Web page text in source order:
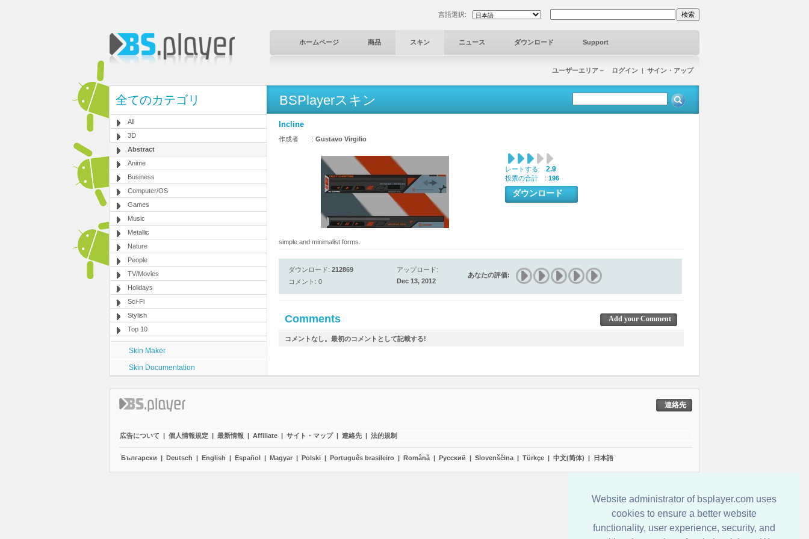
Website administrator of bsplayer.com uses
cookies to ensure a better website
functionality, user experience, security, and
言語選択:
ホームページ 商品 スキン ニュース ダウンロード Support
ユーザーエリア－ ログイン | サイン・アップ
全てのカテゴリ
All
3D
Abstract
Anime
Business
Computer/OS
Games
Music
Metallic
Nature
People
TV/Movies
Holidays
Sci-Fi
Stylish
Top 10
Skin Maker
Skin Documentation
BSPlayerスキン
Incline
作成者 : Gustavo Virgilio
レートする: 2.9
投票の合計 : 196
ダウンロード
simple and minimalist forms.
ダウンロード: 212869
コメント: 0
アップロード:
Dec 13, 2012
あなたの評価:
Comments Add your Comment
コメントなし。最初のコメントとして記載する!
連絡先
広告について | 個人情報規定 | 最新情報 | Affiliate | サイト・マップ | 連絡先 | 法的規制
Български | Deutsch | English | Español | Magyar | Polski | Português brasileiro | Română | Pyccĸий | Slovenščina | Türkçe | 中文(简体) | 日本語